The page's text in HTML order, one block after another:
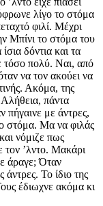
λίγο το στόμα
φιλί. Μέχρι
Μπίνι το στόμα του
δόντια και τα
τόσο πολύ. Ναι, από
να τον ακούει να
Ακόμα, της
πάντα
πήγαινε με άντρες,
στόμα. Μα να φιλάς
νόμιζε πως
ʼλντο. Μακάρι
άραγε; Όταν
άντρες. Το ίδιο της
έδιωχνε ακόμα κι